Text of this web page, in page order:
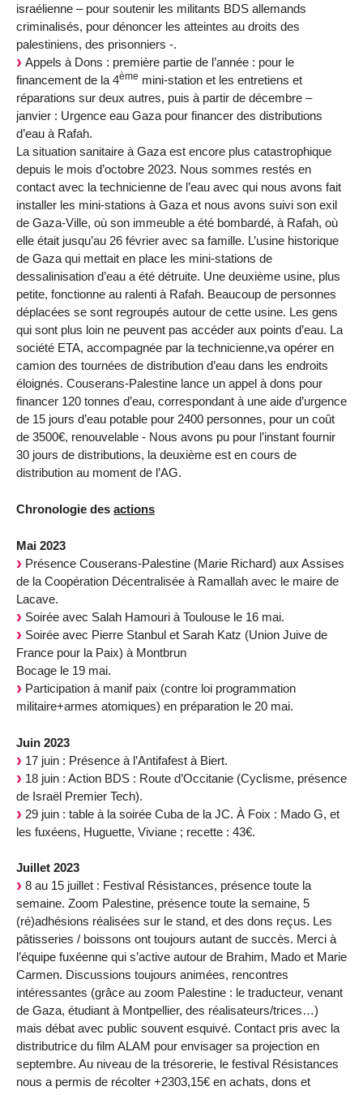
israélienne – pour soutenir les militants BDS allemands
criminalisés, pour dénoncer les atteintes au droits des
palestiniens, des prisonniers -.
Appels à Dons : première partie de l’année : pour le
financement de la 4ème mini-station et les entretiens et
réparations sur deux autres, puis à partir de décembre –
janvier : Urgence eau Gaza pour financer des distributions
d’eau à Rafah.
La situation sanitaire à Gaza est encore plus catastrophique
depuis le mois d’octobre 2023. Nous sommes restés en
contact avec la technicienne de l’eau avec qui nous avons fait
installer les mini-stations à Gaza et nous avons suivi son exil
de Gaza-Ville, où son immeuble a été bombardé, à Rafah, où
elle était jusqu’au 26 février avec sa famille. L’usine historique
de Gaza qui mettait en place les mini-stations de
dessalinisation d’eau a été détruite. Une deuxième usine, plus
petite, fonctionne au ralenti à Rafah. Beaucoup de personnes
déplacées se sont regroupés autour de cette usine. Les gens
qui sont plus loin ne peuvent pas accéder aux points d’eau. La
société ETA, accompagnée par la technicienne,va opérer en
camion des tournées de distribution d’eau dans les endroits
éloignés. Couserans-Palestine lance un appel à dons pour
financer 120 tonnes d’eau, correspondant à une aide d’urgence
de 15 jours d’eau potable pour 2400 personnes, pour un coût
de 3500€, renouvelable - Nous avons pu pour l’instant fournir
30 jours de distributions, la deuxième est en cours de
distribution au moment de l’AG.
Chronologie des actions
Mai 2023
Présence Couserans-Palestine (Marie Richard) aux Assises
de la Coopération Décentralisée à Ramallah avec le maire de
Lacave.
Soirée avec Salah Hamouri à Toulouse le 16 mai.
Soirée avec Pierre Stanbul et Sarah Katz (Union Juive de
France pour la Paix) à Montbrun
Bocage le 19 mai.
Participation à manif paix (contre loi programmation
militaire+armes atomiques) en préparation le 20 mai.
Juin 2023
17 juin : Présence à l’Antifafest à Biert.
18 juin : Action BDS : Route d’Occitanie (Cyclisme, présence
de Israël Premier Tech).
29 juin : table à la soirée Cuba de la JC. À Foix : Mado G, et
les fuxéens, Huguette, Viviane ; recette : 43€.
Juillet 2023
8 au 15 juillet : Festival Résistances, présence toute la
semaine. Zoom Palestine, présence toute la semaine, 5
(ré)adhésions réalisées sur le stand, et des dons reçus. Les
pâtisseries / boissons ont toujours autant de succès. Merci à
l’équipe fuxéenne qui s’active autour de Brahim, Mado et Marie
Carmen. Discussions toujours animées, rencontres
intéressantes (grâce au zoom Palestine : le traducteur, venant
de Gaza, étudiant à Montpellier, des réalisateurs/trices…)
mais débat avec public souvent esquivé. Contact pris avec la
distributrice du film ALAM pour envisager sa projection en
septembre. Au niveau de la trésorerie, le festival Résistances
nous a permis de récolter +2303,15€ en achats, dons et